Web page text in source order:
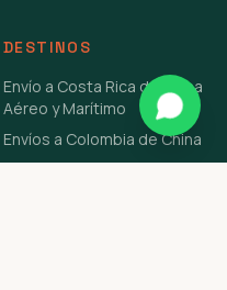
DESTINOS
Envío a Costa Rica de China
Aéreo y Marítimo
Envíos a Colombia de China